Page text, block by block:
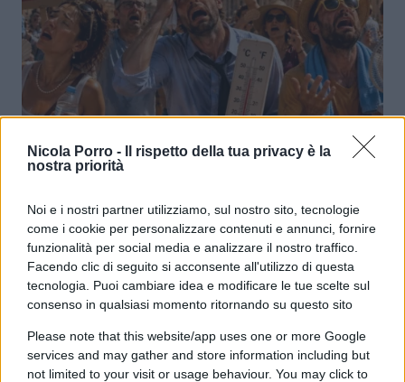
Nicola Porro -
Il rispetto della tua privacy è la
nostra priorità
Noi e i nostri partner utilizziamo, sul nostro sito, tecnologie
come i cookie per personalizzare contenuti e annunci, fornire
funzionalità per social media e analizzare il nostro traffico.
Facendo clic di seguito si acconsente all'utilizzo di questa
tecnologia. Puoi cambiare idea e modificare le tue scelte sul
consenso in qualsiasi momento ritornando su questo sito
Please note that this website/app uses one or more Google
services and may gather and store information including but
not limited to your visit or usage behaviour. You may click to
Colpi di calore: Lupita, i Mondiali e
città che bruciano di violenza
diRoberto Ezio Pozzo
14 Luglio 2026, 5:51
4.5k